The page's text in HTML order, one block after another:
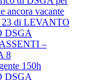
ancora vacante
23 di LEVANTO
DSGA
–
8
150h
DSGA